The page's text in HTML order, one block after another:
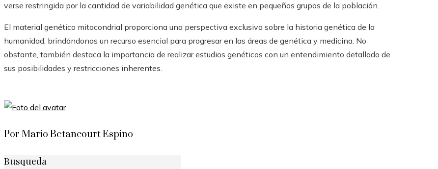
verse restringida por la cantidad de variabilidad genética que existe en pequeños grupos de la población.
El material genético mitocondrial proporciona una perspectiva exclusiva sobre la historia genética de la
humanidad, brindándonos un recurso esencial para progresar en las áreas de genética y medicina. No
obstante, también destaca la importancia de realizar estudios genéticos con un entendimiento detallado de
sus posibilidades y restricciones inherentes.
Por Mario Betancourt Espino
Busqueda